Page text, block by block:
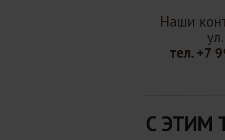
Наши
тел.+7
С ЭТИМ